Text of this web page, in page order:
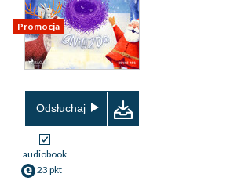
Promocja
Odsłuchaj
audiobook
23 pkt